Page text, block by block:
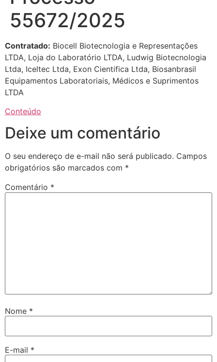
55672/2025
Contratado: Biocell Biotecnologia e Representações
LTDA, Loja do Laboratório LTDA, Ludwig Biotecnologia
Ltda, Iceltec Ltda, Exon Cientifica Ltda, Biosanbrasil
Equipamentos Laboratoriais, Médicos e Suprimentos
LTDA
Conteúdo
Deixe um comentário
O seu endereço de e-mail não será publicado. Campos
obrigatórios são marcados com *
Comentário *
Nome *
E-mail *